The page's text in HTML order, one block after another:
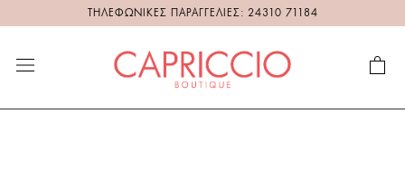
ΤΗΛΕΦΩΝΙΚΕΣ ΠΑΡΑΓΓΕΛΙΕΣ: 24310 71184